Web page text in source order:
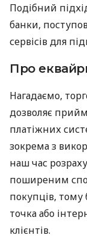
Подібний
банки,
сервісів для
Про
Нагадаємо,
дозволяє
платіжних
зокрема з
наш час
поширеним
покупців, тому
точка або
клієнтів.